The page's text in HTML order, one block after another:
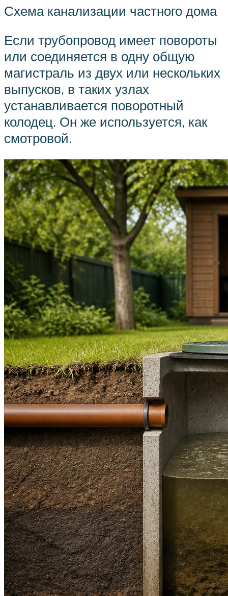
Схема канализации частного дома
Если трубопровод имеет повороты
или соединяется в одну общую
магистраль из двух или нескольких
выпусков, в таких узлах
устанавливается поворотный
колодец. Он же используется, как
смотровой.